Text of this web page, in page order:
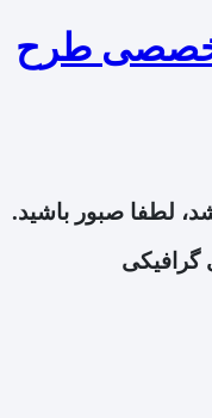
لطفا صبور باشید.